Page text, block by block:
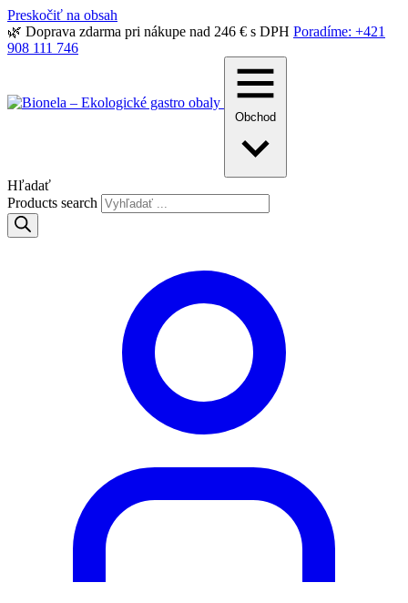
Preskočiť na obsah
🌿 Doprava zdarma pri nákupe nad 246 € s DPH Poradíme: +421
908 111 746
Obchod
Hľadať
Products search